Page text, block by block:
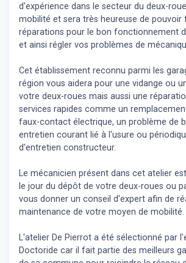
d'expérience dans le secteur du deux-
mobilité et sera très heureuse de pouvoir
réparations pour le bon fonctionnement
et ainsi régler vos problèmes de
Cet établissement reconnu parmi les
région vous aidera pour une vidange ou
votre deux-roues mais aussi une
services rapides comme un
faux-contact électrique, un problème de
entretien courant lié à l'usure ou
d'entretien constructeur.
Le mécanicien présent dans cet atelier
le jour du dépôt de votre deux-roues ou
vous donner un conseil d'expert afin de
maintenance de votre moyen de mobilité.
L'atelier De Pierrot a été sélectionné par
Doctoride car il fait partie des meilleurs